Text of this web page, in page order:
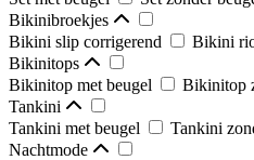
Bikinibroekjes
Bikini slip corrigerend
Bikini
Bikinitops
Bikinitop met beugel
Bikinitop
Tankini
Tankini met beugel
Tankini
Nachtmode